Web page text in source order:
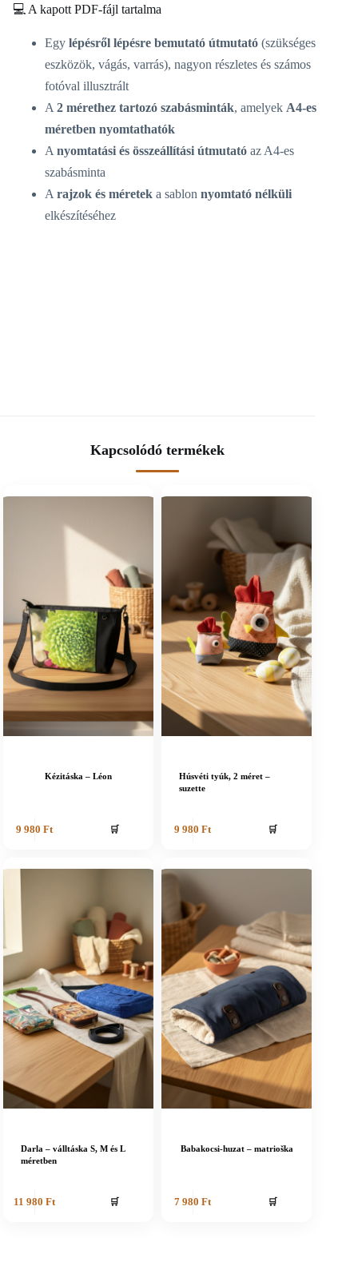
💻 A kapott PDF-fájl tartalma
Egy lépésről lépésre bemutató útmutató (szükséges
eszközök, vágás, varrás), nagyon részletes és számos
fotóval illusztrált
A 2 mérethez tartozó szabásminták, amelyek A4-es
méretben nyomtathatók
A nyomtatási és összeállítási útmutató az A4-es
szabásminta
A rajzok és méretek a sablon nyomtató nélküli
elkészítéséhez
Kapcsolódó termékek
Kézitáska – Léon
9 980Ft 🛒
Húsvéti tyúk, 2 méret –
suzette
9 980Ft 🛒
Darla – válltáska S, M és L
méretben
11 980Ft 🛒
Babakocsi-huzat – matrioška
7 980Ft 🛒